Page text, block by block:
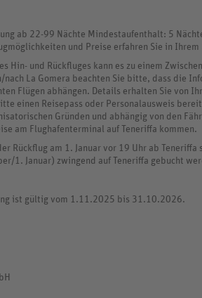
ab 22-99 Nächte Mindestaufenthalt: 5
und Preise erfahren Sie in Ihrem
Hin- und Rückfluges kann es zu einem
nach La Gomera beachten Sie bitte, dass die
Flügen abhängen. Details erhalten Sie von
einen Reisepass oder Personalausweis
Gründen und abhängig von den
am Flughafenterminal auf Teneriffa kommen.
Rückflug am 1. Januar vor 19 Uhr ab
1. Januar) zwingend auf Teneriffa gebucht
ist gültig vom 1.11.2025 bis 31.10.2026.